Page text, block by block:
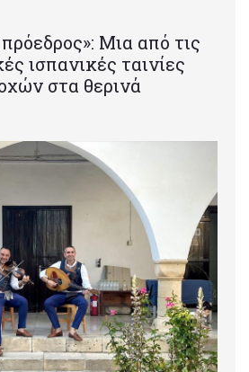
Mια από τις
ισπανικές ταινίες
στα θερινά